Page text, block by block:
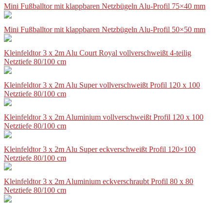
Mini Fußballtor mit klappbaren Netzbügeln Alu-Profil 75×40 mm
Mini Fußballtor mit klappbaren Netzbügeln Alu-Profil 50×50 mm
Kleinfeldtor 3 x 2m Alu Court Royal vollverschweißt 4-teilig
Netztiefe 80/100 cm
Kleinfeldtor 3 x 2m Alu Super vollverschweißt Profil 120 x 100
Netztiefe 80/100 cm
Kleinfeldtor 3 x 2m Aluminium vollverschweißt Profil 120 x 100
Netztiefe 80/100 cm
Kleinfeldtor 3 x 2m Alu Super eckverschweißt Profil 120×100
Netztiefe 80/100 cm
Kleinfeldtor 3 x 2m Aluminium eckverschraubt Profil 80 x 80
Netztiefe 80/100 cm